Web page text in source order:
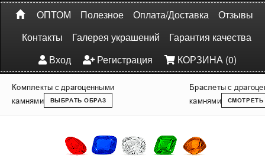
ОПТОМ Полезное Оплата/Доставка
Отзывы
Контакты
Галерея украшений
Гарантия качества
Вход
Регистрация КОРЗИНА (0)
Комплекты с драгоценными
камнями
ВЫБРАТЬ ОБРАЗ
Браслеты с
камнями
СМОТРЕТЬ